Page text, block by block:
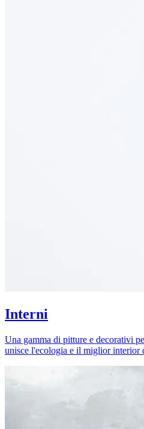
Interni
Una gamma di pitture e decorativi
unisce l'ecologia e il miglior interior